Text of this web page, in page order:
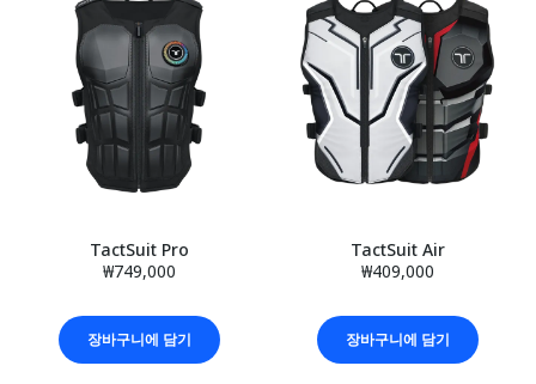
TactSuit Pro
₩749,000
장바구니에 담기
TactSuit Air
₩409,000
장바구니에 담기